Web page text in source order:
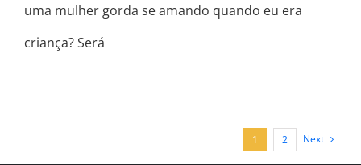
uma mulher gorda se amando quando eu era
criança? Será
1 2 Next